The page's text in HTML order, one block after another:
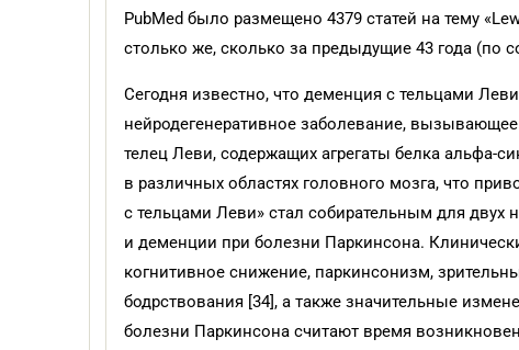
PubMed было размещено 4379 статей на тему
столько же, сколько за предыдущие 43 года (по
Сегодня известно, что деменция с тельцами
нейродегенеративное заболевание,
телец Леви, содержащих агрегаты белка альфа-
в различных областях головного мозга, что
с тельцами Леви» стал собирательным для
и деменции при болезни Паркинсона.
когнитивное снижение, паркинсонизм,
бодрствования [34], а также значительные
болезни Паркинсона считают время